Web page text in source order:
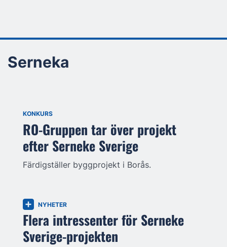
Serneka
KONKURS
RO-Gruppen tar över projekt
efter Serneke Sverige
Färdigställer byggprojekt i Borås.
NYHETER
Flera intressenter för Serneke
Sverige-projekten